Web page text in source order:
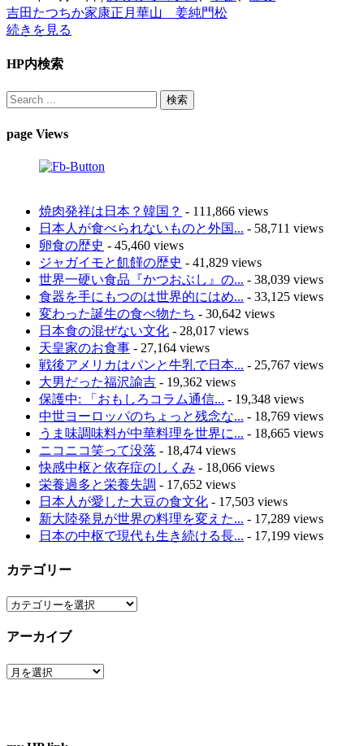
吉田たつちか家康正月 華山 姜純門松
続きを見る
HP内検索
page Views
焼肉発祥は日本？韓国？ - 111,866 views
日本人が食べられないものと外国... - 58,711 views
卵食の歴史 - 45,460 views
ジャガイモと飢饉の歴史 - 41,829 views
世界一硬い食品『かつおぶし』の... - 38,039 views
食器を手にもつのは世界的にはめ... - 33,125 views
変わった誕生の食べ物たち - 30,642 views
日本食の混ぜない文化 - 28,017 views
天皇家のお食事 - 27,164 views
戦後アメリカはパンと牛乳で日本... - 25,767 views
大男だった福沢諭吉 - 19,362 views
保護中: 「おもしろコラム通信... - 19,348 views
中世ヨーロッパのちょっと残念な... - 18,769 views
うま味調味料が中華料理を世界に... - 18,665 views
ニコニコ笑って没落 - 18,474 views
快感中枢と依存症のしくみ - 18,066 views
栄養過多と栄養失調 - 17,652 views
日本人が愛した大豆の食文化 - 17,503 views
新大陸発見が世界の料理を変えた... - 17,289 views
日本の中枢で現代も生き続ける長... - 17,199 views
カテゴリー
カ
ゴ
ー
アーカイブ
ア